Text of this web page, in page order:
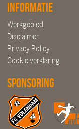
Informatie
Werkgebied
Disclaimer
Privacy Policy
Cookie verklaring
Sponsoring